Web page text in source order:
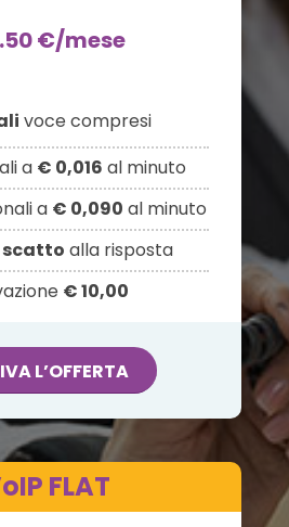
.50€/mese
voce compresi
a € 0,016 al minuto
a € 0,090 al minuto
scatto alla risposta
€ 10,00
L’OFFERTA
FLAT